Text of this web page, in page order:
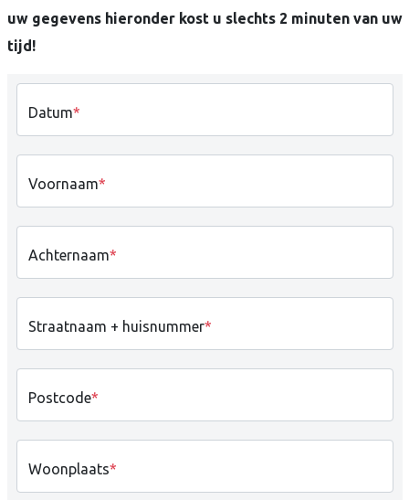
uw gegevens hieronder kost u slechts 2 minuten van uw
tijd!
Datum*
Voornaam*
Achternaam*
Straatnaam + huisnummer*
Postcode*
Woonplaats*